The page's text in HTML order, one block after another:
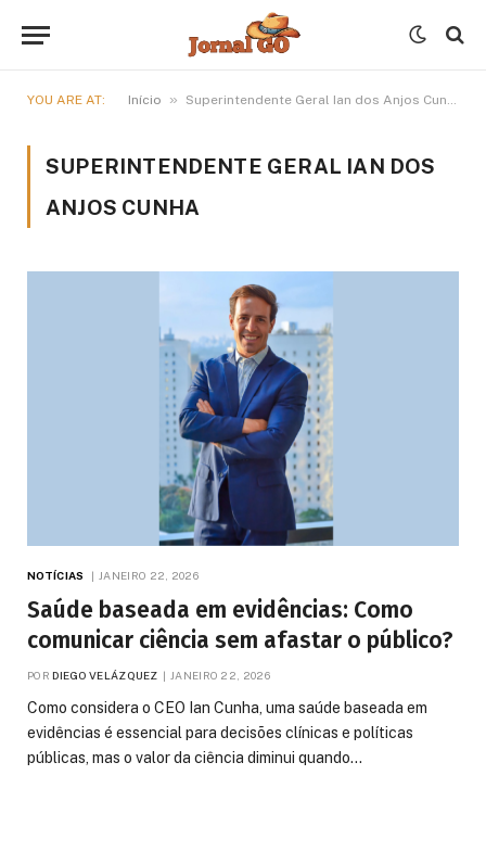
YOU ARE AT: Início » Superintendente Geral Ian dos Anjos Cunha
SUPERINTENDENTE GERAL IAN DOS
ANJOS CUNHA
NOTÍCIAS JANEIRO 22, 2026
Saúde baseada em evidências: Como
comunicar ciência sem afastar o público?
POR DIEGO VELÁZQUEZ JANEIRO 22, 2026
Como considera o CEO Ian Cunha, uma saúde baseada em
evidências é essencial para decisões clínicas e políticas
públicas, mas o valor da ciência diminui quando…